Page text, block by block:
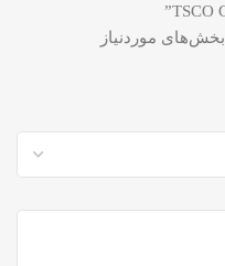
بخش‌های موردنیاز